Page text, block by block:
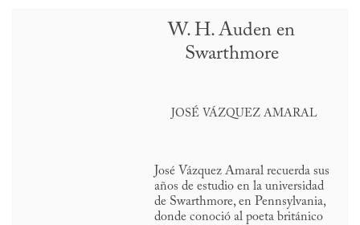
W. H. Auden en
Swarthmore
JOSÉ VÁZQUEZ AMARAL
José Vázquez Amaral recuerda sus
años de estudio en la universidad
de Swarthmore, en Pennsylvania,
donde conoció al poeta británico